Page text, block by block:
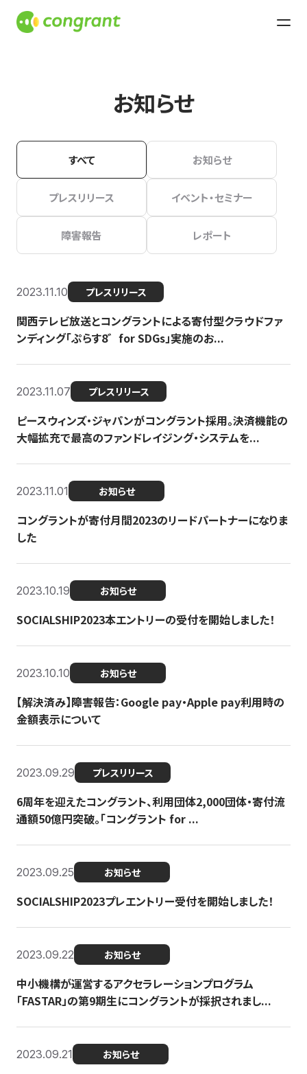
お知らせ
すべて お知らせ
プレスリリース イベント・セミナー
障害報告 レポート
2023.11.10 プレスリリース
関西テレビ放送とコングラントによる寄付型クラウドファ
ンディング「ぷらす8゛for SDGs」実施のお...
2023.11.07 プレスリリース
ピースウィンズ・ジャパンがコングラント採用。決済機能の
大幅拡充で最高のファンドレイジング・システムを...
2023.11.01 お知らせ
コングラントが寄付月間2023のリードパートナーになりま
した
2023.10.19 お知らせ
SOCIALSHIP2023本エントリーの受付を開始しました！
2023.10.10 お知らせ
【解決済み】障害報告：Google pay・Apple pay利用時の
金額表示について
2023.09.29 プレスリリース
6周年を迎えたコングラント、利用団体2,000団体・寄付流
通額50億円突破。「コングラント for ...
2023.09.25 お知らせ
SOCIALSHIP2023プレエントリー受付を開始しました！
2023.09.22 お知らせ
中小機構が運営するアクセラレーションプログラム
「FASTAR」の第9期生にコングラントが採択されまし...
2023.09.21 お知らせ